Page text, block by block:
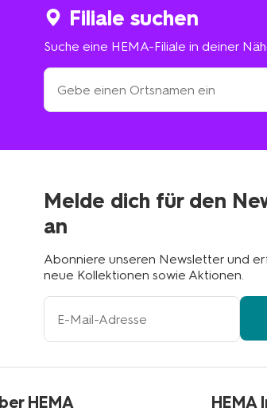
Filiale suchen
Suche eine HEMA-Filiale in deiner
Suche
eine
HEMA-
deiner
Melde dich für den
an
Abonniere unseren Newsletter und
neue Kollektionen sowie Aktionen.
Ihre
HEMA HEMA